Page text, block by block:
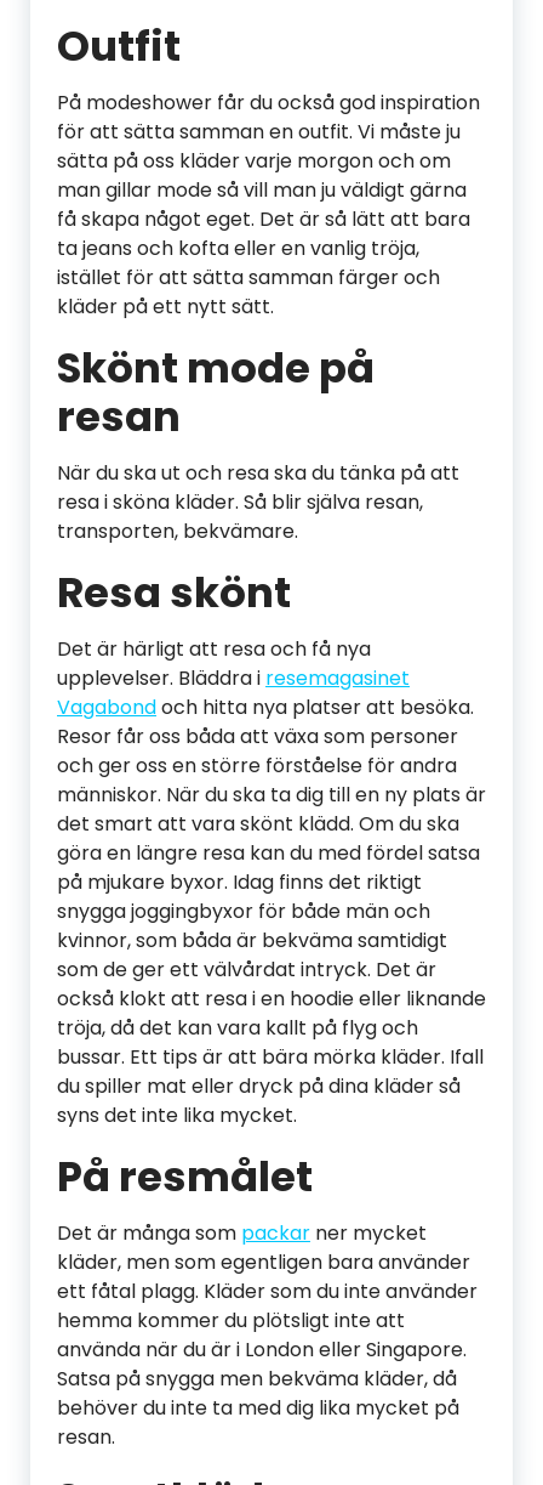
Outfit
På modeshower får du också god inspiration
för att sätta samman en outfit. Vi måste ju
sätta på oss kläder varje morgon och om
man gillar mode så vill man ju väldigt gärna
få skapa något eget. Det är så lätt att bara
ta jeans och kofta eller en vanlig tröja,
istället för att sätta samman färger och
kläder på ett nytt sätt.
Skönt mode på
resan
När du ska ut och resa ska du tänka på att
resa i sköna kläder. Så blir själva resan,
transporten, bekvämare.
Resa skönt
Det är härligt att resa och få nya
upplevelser. Bläddra i resemagasinet
Vagabondoch hitta nya platser att besöka.
Resor får oss båda att växa som personer
och ger oss en större förståelse för andra
människor. När du ska ta dig till en ny plats är
det smart att vara skönt klädd. Om du ska
göra en längre resa kan du med fördel satsa
på mjukare byxor. Idag finns det riktigt
snygga joggingbyxor för både män och
kvinnor, som båda är bekväma samtidigt
som de ger ett välvårdat intryck. Det är
också klokt att resa i en hoodie eller liknande
tröja, då det kan vara kallt på flyg och
bussar. Ett tips är att bära mörka kläder. Ifall
du spiller mat eller dryck på dina kläder så
syns det inte lika mycket.
På resmålet
Det är många som packar ner mycket
kläder, men som egentligen bara använder
ett fåtal plagg. Kläder som du inte använder
hemma kommer du plötsligt inte att
använda när du är i London eller Singapore.
Satsa på snygga men bekväma kläder, då
behöver du inte ta med dig lika mycket på
resan.